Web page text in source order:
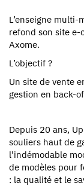
L’enseigne
refond son site e-
Axome.
L’objectif ?
Un site de vente
gestion en back-
Depuis 20 ans,
souliers haut de
l’indémodable
de modèles pour
: la qualité et le